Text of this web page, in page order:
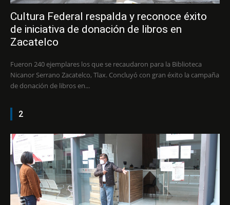
Cultura Federal respalda y reconoce éxito
de iniciativa de donación de libros en
Zacatelco
Fueron 240 ejemplares los que se recaudaron para la Biblioteca
Nicanor Serrano Zacatelco, Tlax. Concluyó con gran éxito la campaña
de donación de libros en...
2